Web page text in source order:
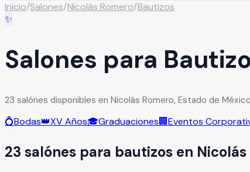
Inicio/Salones/Nicolás Romero/Bautizos
✨
Salones para
23 salónes disponibles en Nicolás Romero, Estado de
💍Bodas👑XV Años🎓Graduaciones🏢Eventos
23 salónes para bautizos en